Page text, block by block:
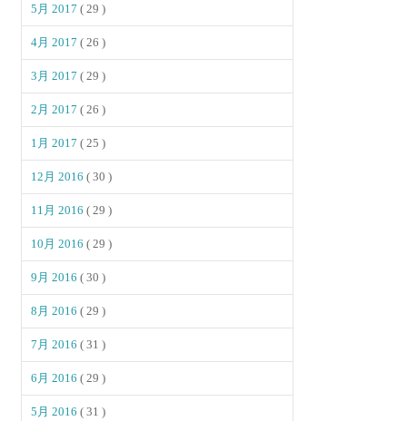
5月 2017( 29 )
4月 2017( 26 )
3月 2017( 29 )
2月 2017( 26 )
1月 2017( 25 )
12月 2016( 30 )
11月 2016( 29 )
10月 2016( 29 )
9月 2016( 30 )
8月 2016( 29 )
7月 2016( 31 )
6月 2016( 29 )
5月 2016( 31 )